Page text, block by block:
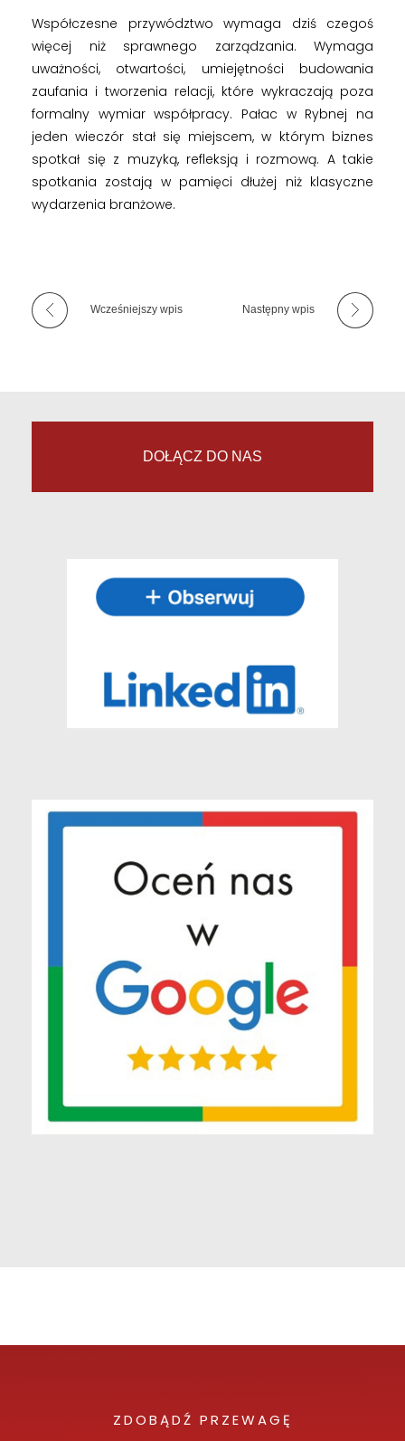
Współczesne przywództwo wymaga dziś czegoś
więcej niż sprawnego zarządzania. Wymaga
uważności, otwartości, umiejętności budowania
zaufania i tworzenia relacji, które wykraczają poza
formalny wymiar współpracy. Pałac w Rybnej na
jeden wieczór stał się miejscem, w którym biznes
spotkał się z muzyką, refleksją i rozmową. A takie
spotkania zostają w pamięci dłużej niż klasyczne
wydarzenia branżowe.
Wcześniejszy wpis Następny wpis
DOŁĄCZ DO NAS
ZDOBĄDŹ PRZEWAGĘ